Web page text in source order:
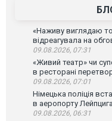
«Наживу виглядаю
відреагувала на
09.08.2026, 07:31
«Живий театр» чи
в ресторані
09.08.2026, 07:01
Німецька поліція
в аеропорту
09.08.2026, 06:31